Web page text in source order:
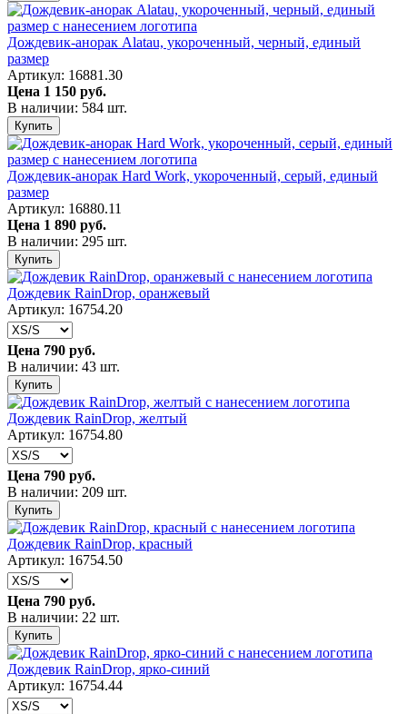
Дождевик-анорак Alatau, укороченный, черный, единый
размер
Артикул: 16881.30
Цена 1 150 руб.
В наличии: 584 шт.
Купить
Дождевик-анорак Hard Work, укороченный, серый, единый
размер
Артикул: 16880.11
Цена 1 890 руб.
В наличии: 295 шт.
Купить
Дождевик RainDrop, оранжевый
Артикул: 16754.20
Цена 790 руб.
В наличии: 43 шт.
Купить
Дождевик RainDrop, желтый
Артикул: 16754.80
Цена 790 руб.
В наличии: 209 шт.
Купить
Дождевик RainDrop, красный
Артикул: 16754.50
Цена 790 руб.
В наличии: 22 шт.
Купить
Дождевик RainDrop, ярко-синий
Артикул: 16754.44